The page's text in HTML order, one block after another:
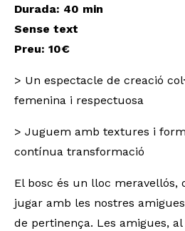
Durada: 40 min
Sense text
Preu: 10€
> Un espectacle de creació
femenina i respectuosa
> Juguem amb textures i
contínua transformació
El bosc és un lloc meravellós,
jugar amb les nostres
de pertinença. Les amigues,